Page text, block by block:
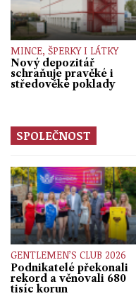
MINCE, ŠPERKY I LÁTKY
Nový depozitář
schraňuje pravěké i
středověké poklady
SPOLEČNOST
GENTLEMEN’S CLUB 2026
Podnikatelé překonali
rekord a věnovali 680
tisíc korun